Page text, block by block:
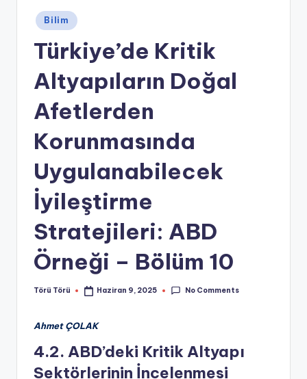
Posted
in
Bilim
Türkiye’de Kritik
Altyapıların Doğal
Afetlerden
Korunmasında
Uygulanabilecek
İyileştirme
Stratejileri: ABD
Örneği – Bölüm 10
Posted
Törü Törü Haziran 9, 2025 No Comments
Ahmet ÇOLAK
4.2. ABD’deki Kritik Altyapı
Sektörlerinin İncelenmesi